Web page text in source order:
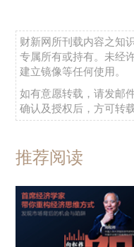
财新网所刊载内容之知
专属所有或持有。未经
建立镜像等任何使用。
如有意愿转载，请发邮
确认及授权后，方可转载
推荐阅读